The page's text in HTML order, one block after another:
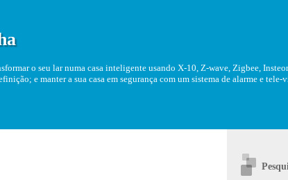
o seu lar numa casa inteligente usando X-10, Z-wave, Zigbee,
e manter a sua casa em segurança com um sistema de alarme e tele-